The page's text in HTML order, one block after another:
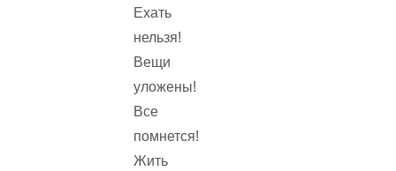
Ехать
нельзя!
Вещи
уложены!
Все
помнется!
Жить